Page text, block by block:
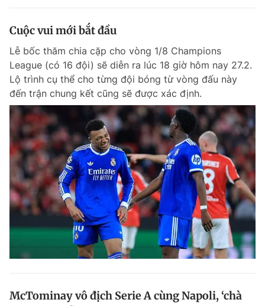
Thông tin tòa soạn
Đọc Thanh Niên trên điện thoại
Theo dõi báo trên
Liên hệ quảng cáo
0908 780 404
Tổng biên tập: Nguyễn Ngọc Toàn
Phó tổng biên tập thường trực: Hải Thành
Cuộc vui mới bắt đầu
Lễ bốc thăm chia cặp cho vòng 1/8 Champions
League (có 16 đội) sẽ diễn ra lúc 18 giờ hôm nay 27.2.
Lộ trình cụ thể cho từng đội bóng từ vòng đấu này
đến trận chung kết cũng sẽ được xác định.
McTominay vô địch Serie A cùng Napoli, ‘chà